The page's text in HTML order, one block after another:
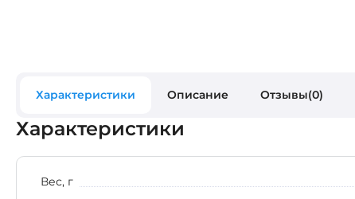
Характеристики Описание Отзывы(0)
Характеристики
Вес, г